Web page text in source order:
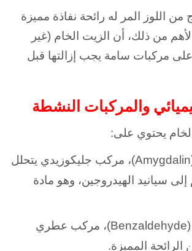
من اللوز المر له رائحة نفاذة مميزة
من ذلك، أن الزيت الخام (غير
على مركبات سامة يجب إزالتها قبل
والمركبات النشطة
يحتوي على:
أميغدالين (Amygdalin)، مركب جليكوزيدي يتحلل
سيانيد الهيدروجين، وهو مادة
بنزالديهايد (Benzaldehyde)، مركب عطري
المميزة.